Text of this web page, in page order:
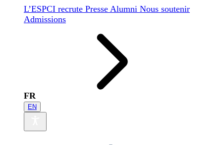
L’ESPCI recrute Presse Alumni Nous soutenir
Admissions
FR
EN